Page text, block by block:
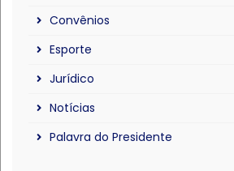
Convênios
Esporte
Jurídico
Notícias
Palavra do Presidente